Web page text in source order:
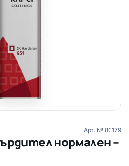
Арт. № 80179
нормален –